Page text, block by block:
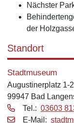
Nächster
der
Standort
Stadtmuseum
Augustinerplatz 1-2
99947 Bad
Tel.: 03603
E‑Mail: